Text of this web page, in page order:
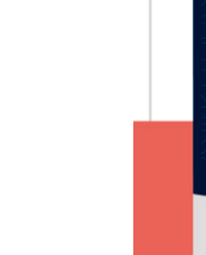
［실습
［실습
챗봇
챗봇
［팁］
5장 그